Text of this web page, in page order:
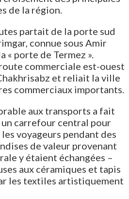
de la région.
partait de la porte sud
connue sous Amir
« porte de Termez ».
commerciale est-ouest
et reliait la ville
commerciaux importants.
aux transports a fait
un carrefour central pour
voyageurs pendant des
de valeur provenant
y étaient échangées –
aux céramiques et tapis
les textiles artistiquement